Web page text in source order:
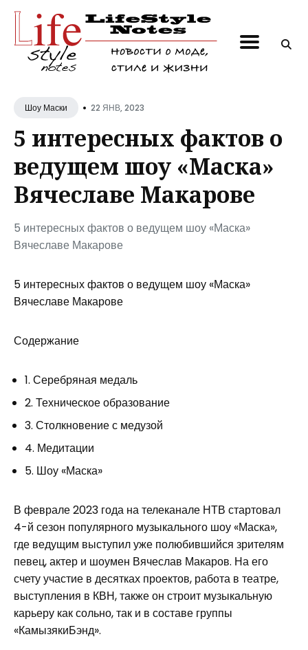
Поиск
Шоу Маски • 22 ЯНВ, 2023
5 интересных фактов о
ведущем шоу «Маска»
Вячеславе Макарове
5 интересных фактов о ведущем шоу «Маска»
Вячеславе Макарове
5 интересных фактов о ведущем шоу «Маска»
Вячеславе Макарове
Содержание
1. Серебряная медаль
2. Техническое образование
3. Столкновение с медузой
4. Медитации
5. Шоу «Маска»
В феврале 2023 года на телеканале НТВ стартовал
4-й сезон популярного музыкального шоу «Маска»,
где ведущим выступил уже полюбившийся зрителям
певец, актер и шоумен Вячеслав Макаров. На его
счету участие в десятках проектов, работа в театре,
выступления в КВН, также он строит музыкальную
карьеру как сольно, так и в составе группы
«КамызякиБэнд».